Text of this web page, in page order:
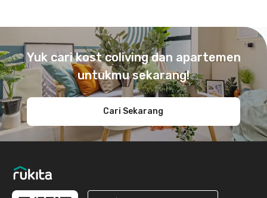
Yuk cari kost coliving dan apartemen
untukmu sekarang!
Cari Sekarang